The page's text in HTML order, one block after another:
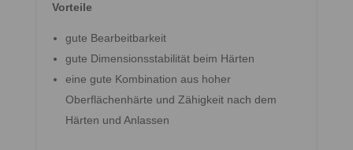
Vorteile
gute Bearbeitbarkeit
gute Dimensionsstabilität beim Härten
eine gute Kombination aus hoher
Oberflächenhärte und Zähigkeit nach dem
Härten und Anlassen